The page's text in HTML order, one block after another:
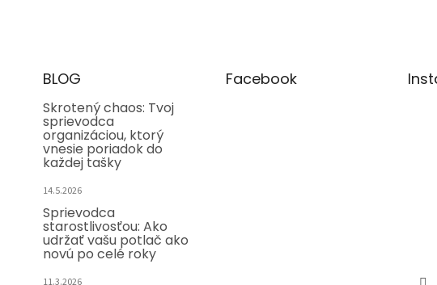
BLOG
Skrotený chaos: Tvoj
sprievodca
organizáciou, ktorý
vnesie poriadok do
každej tašky
14.5.2026
Sprievodca
starostlivosťou: Ako
udržať vašu potlač ako
novú po celé roky
Facebook